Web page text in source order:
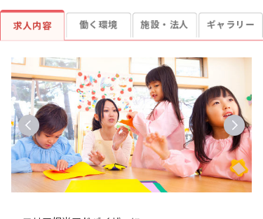
求人内容 働く環境 施設・法人 ギャラリー